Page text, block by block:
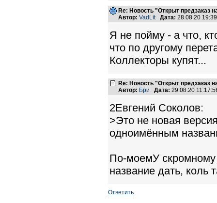
Re: Новость "Открыт предзаказ
Автор: VadLit Дата: 28.08.20
Я не пойму - а что,
что по другому
Коллекторы купят...
Re: Новость "Открыт предзаказ
Автор: Бри Дата: 29.08.20
2Евгений Соколов:
>Это не новая
одноимённым
По-моемУ скромному
название дать, коль
Ответить